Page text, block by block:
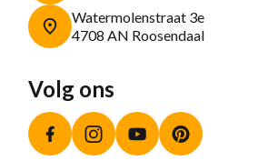
Watermolenstraat 3e
4708 AN Roosendaal
Volg ons
FacebookInstagramYouTube